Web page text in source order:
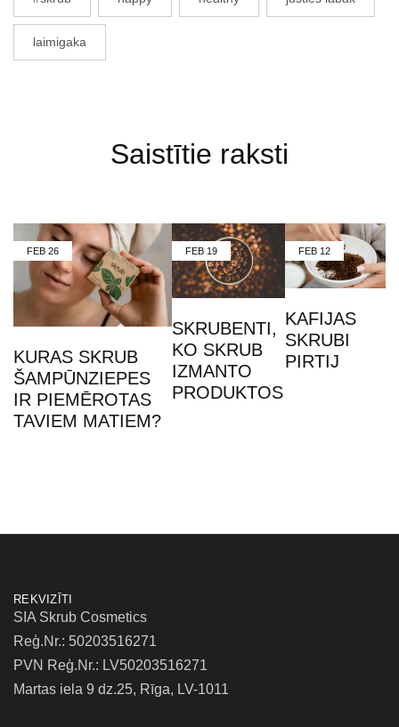
laimigaka
Saistītie raksti
FEB 26
KURAS SKRUB
ŠAMPŪNZIEPES
IR PIEMĒROTAS
TAVIEM MATIEM?
FEB 19
SKRUBENTI,
KO SKRUB
IZMANTO
PRODUKTOS
FEB 12
KAFIJAS
SKRUBI
PIRTIJ
REKVIZĪTI
SIA Skrub Cosmetics
Reģ.Nr.: 50203516271
PVN Reģ.Nr.: LV50203516271
Martas iela 9 dz.25, Rīga, LV-1011